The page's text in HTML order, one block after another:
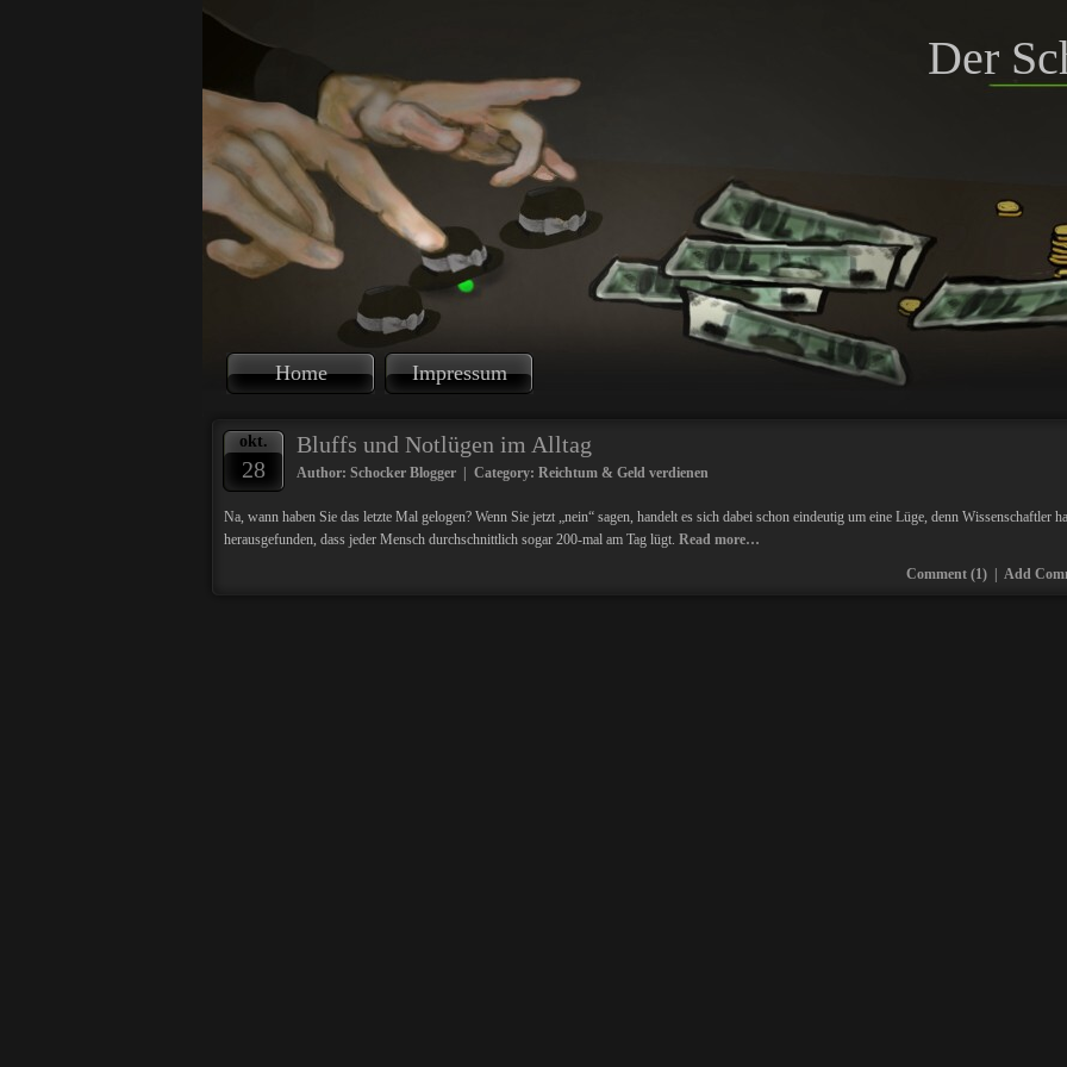
Der
Home Impressum
okt.
28
Bluffs und Notlügen im Alltag
Author: Schocker Blogger | Category: Reichtum & Geld verdienen
Na, wann haben Sie das letzte Mal gelogen? Wenn Sie jetzt „nein“ sagen, handelt es sich dabei schon eindeutig um eine Lüge, denn Wissenschaftler
herausgefunden, dass jeder Mensch durchschnittlich sogar 200-mal am Tag lügt. Read more…
Comment (1) Add